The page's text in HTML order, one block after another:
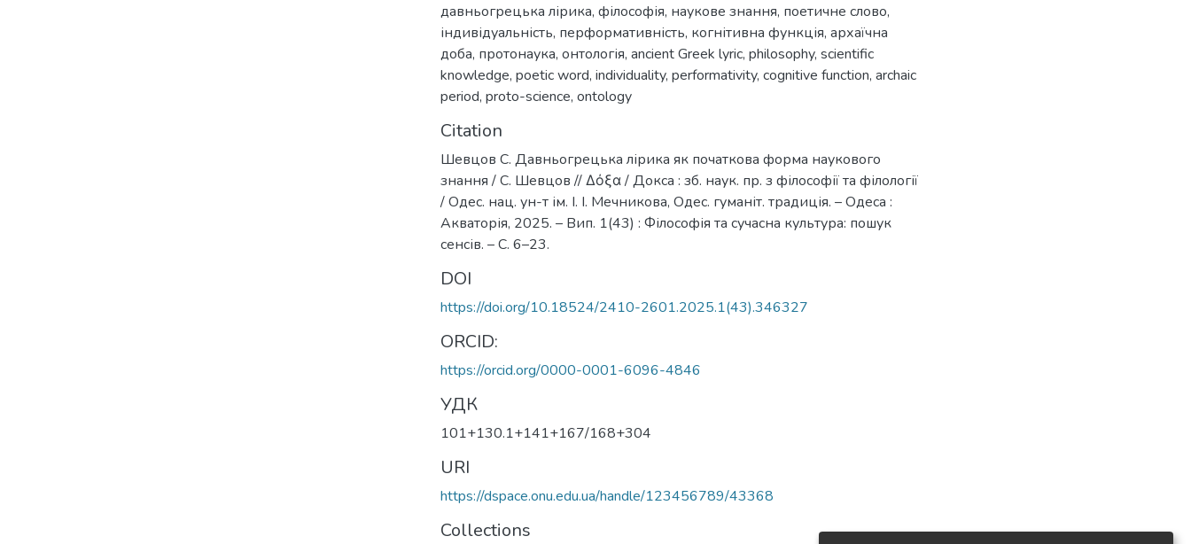
давньогрецька лірика, філософія, наукове знання, поетичне слово,
індивідуальність, перформативність, когнітивна функція, архаїчна
доба, протонаука, онтологія, ancient Greek lyric, philosophy, scientific
knowledge, poetic word, individuality, performativity, cognitive function, archaic
period, proto-science, ontology
Citation
Шевцов С. Давньогрецька лірика як початкова форма наукового
знання / С. Шевцов // Δόξα / Докса : зб. наук. пр. з філософії та філології
/ Одес. нац. ун-т ім. І. І. Мечникова, Одес. гуманіт. традиція. – Одеса :
Акваторія, 2025. – Вип. 1(43) : Філософія та сучасна культура: пошук
сенсів. – С. 6–23.
DOI
https://doi.org/10.18524/2410-2601.2025.1(43).346327
ORCID:
https://orcid.org/0000-0001-6096-4846
УДК
101+130.1+141+167/168+304
URI
https://dspace.onu.edu.ua/handle/123456789/43368
Collections